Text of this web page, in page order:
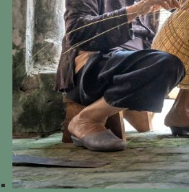
Vietnam de 12 jours est dédié
aiment bien se concentrer dans
Vietnam et qui aiment bien
l’histoire et la culture